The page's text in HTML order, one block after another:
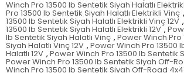
Winch Pro 13500 lb Sentetik Siyah Halatlı
Pro 13500 lb Sentetik Siyah Halatlı Elektrikli Vinç ,
13500 lb Sentetik Siyah Halatlı Elektrikli Vinç 12V ,
13500 lb Sentetik Siyah Halatlı Elektrikli 12V ,
lb Sentetik Siyah Halatlı Vinç , Power Winch Pro
Siyah Halatlı Vinç 12V , Power Winch Pro 13500
Halatlı 12V , Power Winch Pro 13500 lb Sentetik
Power Winch Pro 13500 lb Sentetik Siyah Off-
Winch Pro 13500 lb Sentetik Siyah Off-Road